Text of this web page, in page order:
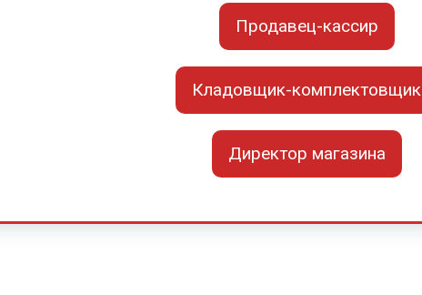
Продавец-кассир
Кладовщик-комплектовщик
Директор магазина